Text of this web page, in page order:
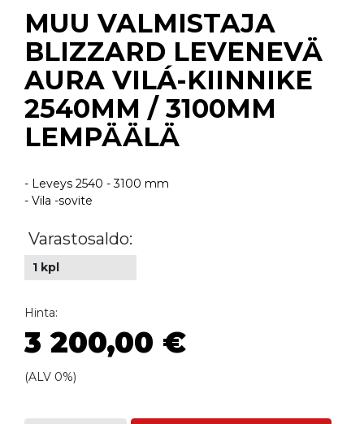
MUU VALMISTAJA
BLIZZARD LEVENEVÄ
AURA VILÁ-KIINNIKE
2540MM / 3100MM
LEMPÄÄLÄ
- Leveys 2540 - 3100 mm
- Vila -sovite
Varastosaldo:
1 kpl
Hinta:
3 200,00 €
(ALV 0%)